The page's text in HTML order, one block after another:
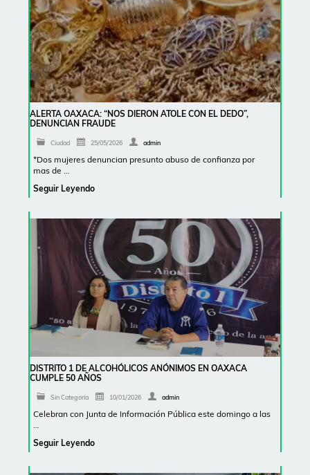
ALERTA OAXACA: “NOS DIERON ATOLE CON EL DEDO”,
DENUNCIAN FRAUDE
Ciudad 25/05/2026 admin
*Dos mujeres denuncian presunto abuso de confianza por
mas de …
Seguir Leyendo
DISTRITO 1 DE ALCOHÓLICOS ANÓNIMOS EN OAXACA
CUMPLE 50 AÑOS
Sin Categoría 10/01/2026 admin
Celebran con Junta de Información Pública este domingo a las
Seguir Leyendo